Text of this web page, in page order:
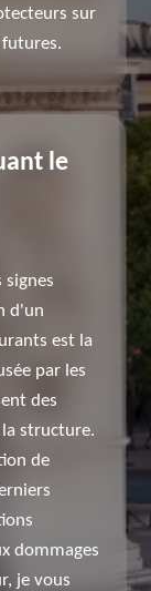
sur
futures.
le
signes
d'un
est la
par les
des
structure.
de
dommages
je vous